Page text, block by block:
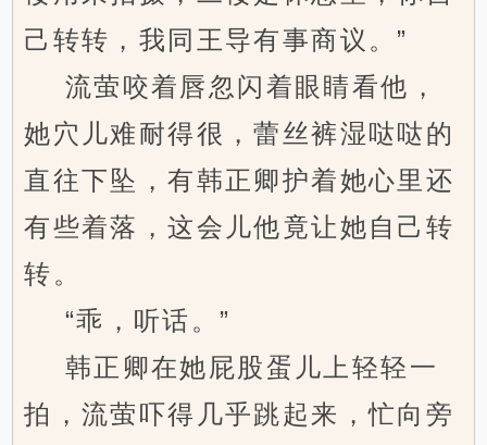
己转转，我同王导有事商议。”
流萤咬着唇忽闪着眼睛看他，
她穴儿难耐得很，蕾丝裤湿哒哒的
直往下坠，有韩正卿护着她心里还
有些着落，这会儿他竟让她自己转
转。
“乖，听话。”
韩正卿在她屁股蛋儿上轻轻一
拍，流萤吓得几乎跳起来，忙向旁